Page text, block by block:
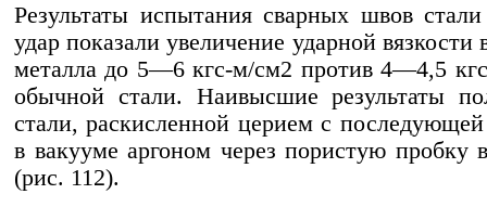
Результаты испытания сварных швов
удар показали увеличение ударной вязкости
металла до 5—6 кгс-м/см2 против 4—4,5
обычной стали. Наивысшие результаты
стали, раскисленной церием с последующей
в вакууме аргоном через пористую пробку
(рис. 112).